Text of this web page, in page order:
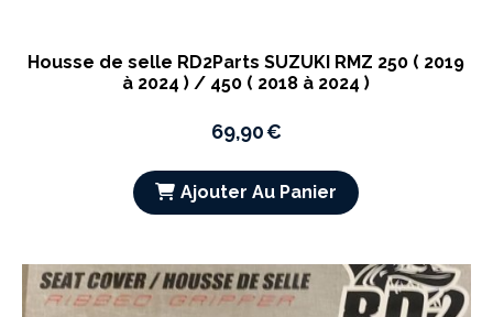
Housse de selle RD2Parts SUZUKI RMZ 250 ( 2019
à 2024 ) / 450 ( 2018 à 2024 )
69,90€
Ajouter Au Panier